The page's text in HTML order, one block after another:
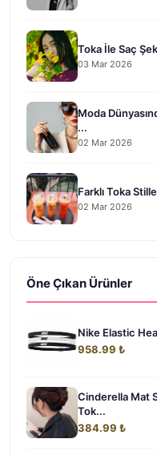
Toka İle Saç
03 Mar 2026
Moda
...
02 Mar 2026
Farklı Toka
02 Mar 2026
Öne Çıkan Ürünler
Nike Elastic
958.99 ₺
Cinderella Mat
Tok...
384.99 ₺